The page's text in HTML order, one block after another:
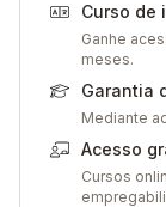
Curso de
Ganhe
meses.
Garantia
Mediante
Acesso
Cursos